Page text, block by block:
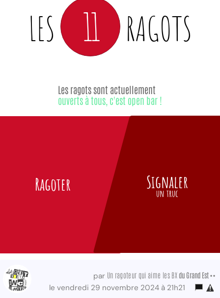
LES 11 RAGOTS
Ragoter
Les ragots sont actuellement
ouverts à tous, c'est open bar !
Signaler
un truc
par Un ragoteur qui aime les BX du Grand Est ••
le vendredi 29 novembre 2024 à 21h21